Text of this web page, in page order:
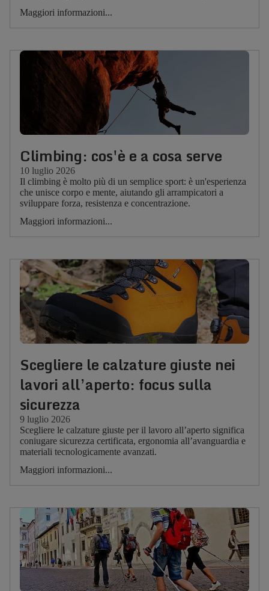
Maggiori informazioni...
Climbing: cos'è e a cosa serve
10 luglio 2026
Il climbing è molto più di un semplice sport: è un'esperienza
che unisce corpo e mente, aiutando gli arrampicatori a
sviluppare forza, resistenza e concentrazione.
Maggiori informazioni...
Scegliere le calzature giuste nei
lavori all’aperto: focus sulla
sicurezza
9 luglio 2026
Scegliere le calzature giuste per il lavoro all’aperto significa
coniugare sicurezza certificata, ergonomia all’avanguardia e
materiali tecnologicamente avanzati.
Maggiori informazioni...